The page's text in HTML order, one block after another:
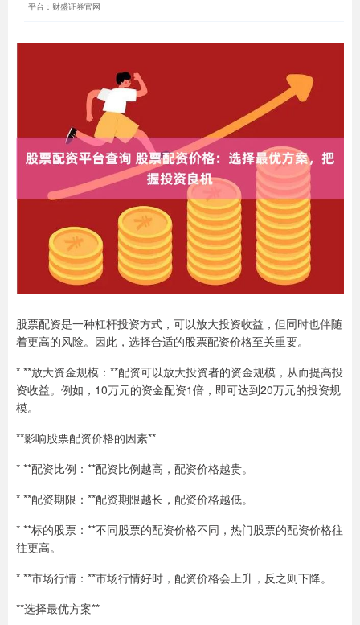
平台：财盛证券官网
股票配资是一种杠杆投资方式，可以放大投资收益，但同时也伴随
着更高的风险。因此，选择合适的股票配资价格至关重要。
* **放大资金规模：**配资可以放大投资者的资金规模，从而提高投
资收益。例如，10万元的资金配资1倍，即可达到20万元的投资规
模。
**影响股票配资价格的因素**
* **配资比例：**配资比例越高，配资价格越贵。
* **配资期限：**配资期限越长，配资价格越低。
* **标的股票：**不同股票的配资价格不同，热门股票的配资价格往
往更高。
* **市场行情：**市场行情好时，配资价格会上升，反之则下降。
**选择最优方案**